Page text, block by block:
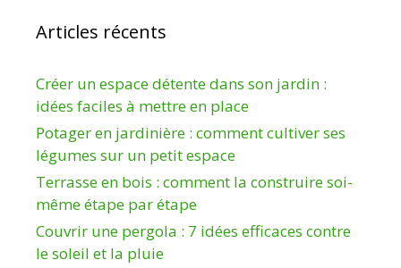
Articles récents
Créer un espace détente dans son jardin :
idées faciles à mettre en place
Potager en jardinière : comment cultiver ses
légumes sur un petit espace
Terrasse en bois : comment la construire soi-
même étape par étape
Couvrir une pergola : 7 idées efficaces contre
le soleil et la pluie